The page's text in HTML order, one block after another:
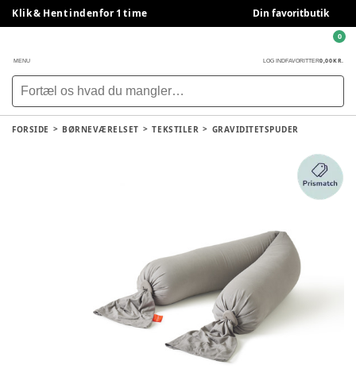
Klik & Hent indenfor 1 time Din favoritbutik
MENU LOG INDFAVORITTER0,00 KR.
0
FORSIDE BØRNEVÆRELSET TEKSTILER GRAVIDITETSPUDER